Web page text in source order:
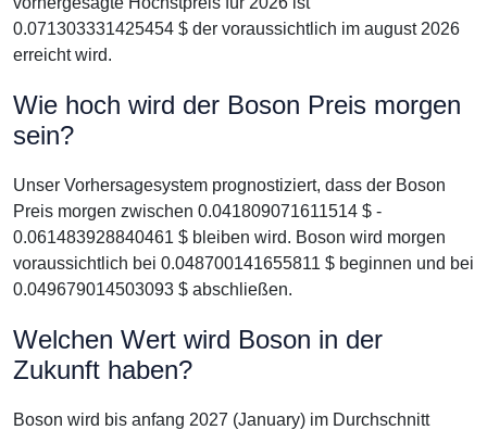
0.071303331425454 $ der voraussichtlich im august 2026
erreicht wird.
Wie hoch wird der Boson Preis morgen
sein?
Unser Vorhersagesystem prognostiziert, dass der Boson
Preis morgen zwischen 0.041809071611514 $ -
0.061483928840461 $ bleiben wird. Boson wird morgen
voraussichtlich bei 0.048700141655811 $ beginnen und bei
0.049679014503093 $ abschließen.
Welchen Wert wird Boson in der
Zukunft haben?
Boson wird bis anfang 2027 (January) im Durchschnitt